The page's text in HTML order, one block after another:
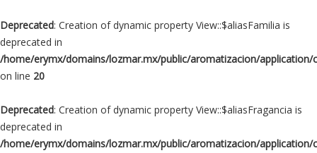
Deprecated: Creation of dynamic property View::$aliasFamilia is
deprecated in
/home/erymx/domains/lozmar.mx/public/aromatizacion/application/
on line 20
Deprecated: Creation of dynamic property View::$aliasFragancia is
deprecated in
/home/erymx/domains/lozmar.mx/public/aromatizacion/application/